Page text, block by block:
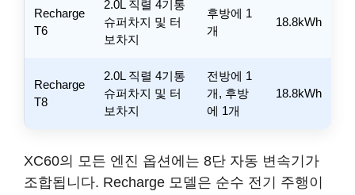
Recharge
T6
2.0L 직렬 4기통
슈퍼차지 및 터
보차지
후방에 1
개
18.8kWh
Recharge
T8
2.0L 직렬 4기통
슈퍼차지 및 터
보차지
전방에 1
개, 후방
에 1개
18.8kWh
XC60의 모든 엔진 옵션에는 8단 자동 변속기가
조합됩니다. Recharge 모델은 순수 전기 주행이